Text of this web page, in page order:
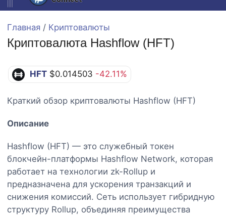
Главная / Криптовалюты
Криптовалюта Hashflow (HFT)
HFT $0.014503 -42.11%
Краткий обзор криптовалюты Hashflow (HFT)
Описание
Hashflow (HFT) — это служебный токен
блокчейн-платформы Hashflow Network, которая
работает на технологии zk-Rollup и
предназначена для ускорения транзакций и
снижения комиссий. Сеть использует гибридную
структуру Rollup, объединяя преимущества